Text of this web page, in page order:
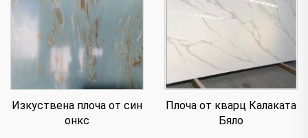
Изкуствена плоча от син
онкс
Плоча от кварц Калаката
Бяло